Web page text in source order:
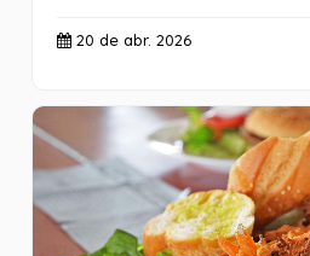
20 de abr. 2026